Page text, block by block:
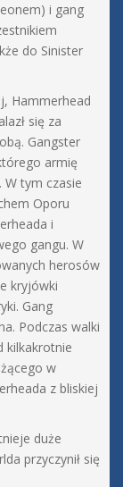
i gang
do Sinister
Hammerhead
się za
Gangster
armię
tym czasie
Oporu
i
gangu. W
herosów
kryjówki
Gang
Podczas walki
kilkakrotnie
w
z bliskiej
duże
przyczynił się